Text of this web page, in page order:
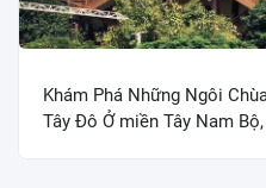
Khám Phá Những Ngôi
Tây Đô Ở miền Tây Nam